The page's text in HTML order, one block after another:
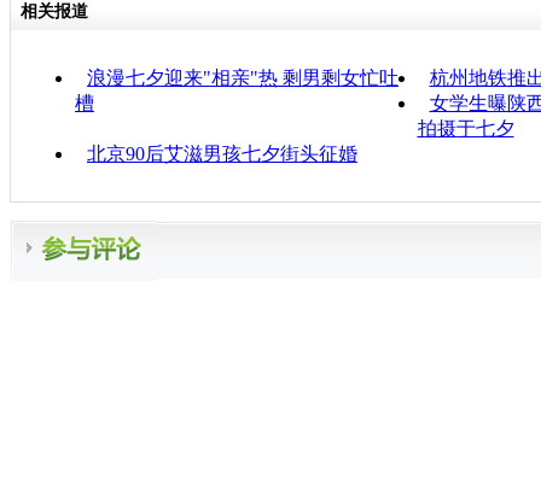
相关报道
浪漫七夕迎来"相亲"热 剩男剩女忙吐
槽
杭州地铁推
女学生曝陕
拍摄于七夕
北京90后艾滋男孩七夕街头征婚